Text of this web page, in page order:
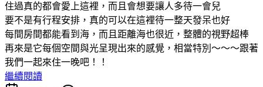
住過真的都會愛上這裡，而且會想要讓人多待一會兒
要不是有行程安排，真的可以在這裡待一整天發呆也好
每間房間都能看到海，而且距離海也很近，整體的視野超棒
再來是它每個空間與光呈現出來的感覺，相當特別～～～跟著
我們一起來住一晚吧！！
繼續閱讀